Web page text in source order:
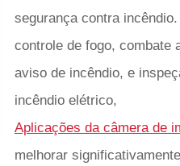
segurança contra
controle de fogo, combate
aviso de incêndio, e
incêndio elétrico,
Aplicações da câmera de
melhorar